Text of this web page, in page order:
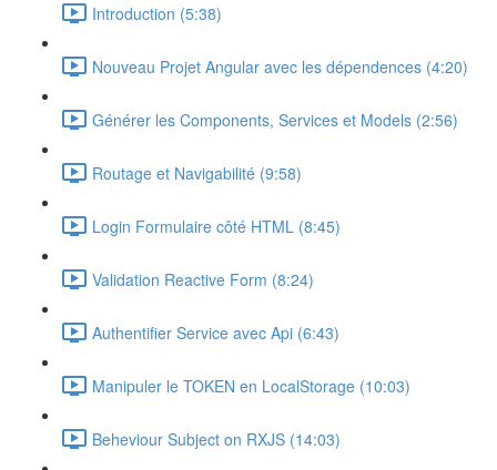
Introduction (5:38)
Nouveau Projet Angular avec les dépendences (4:20)
Générer les Components, Services et Models (2:56)
Routage et Navigabilité (9:58)
Login Formulaire côté HTML (8:45)
Validation Reactive Form (8:24)
Authentifier Service avec Api (6:43)
Manipuler le TOKEN en LocalStorage (10:03)
Beheviour Subject on RXJS (14:03)